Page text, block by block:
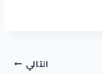
التالي